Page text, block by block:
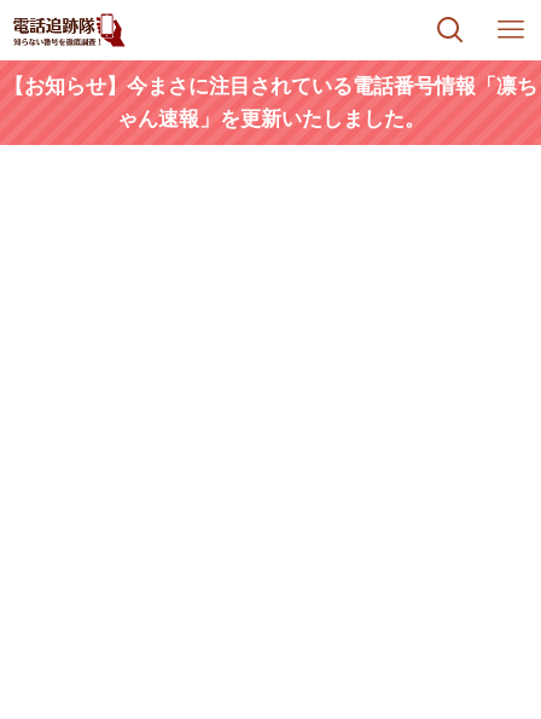
【お知らせ】今まさに注目されている電話番号情報「凛ち
ゃん速報」を更新いたしました。